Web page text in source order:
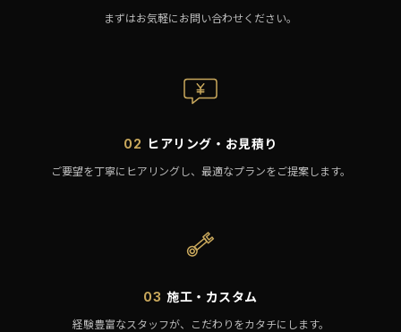
まずはお気軽にお問い合わせください。
02 ヒアリング・お見積り
ご要望を丁寧にヒアリングし、最適なプランをご提案します。
03 施工・カスタム
経験豊富なスタッフが、こだわりをカタチにします。